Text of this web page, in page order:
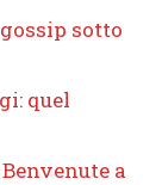
sotto
quel
a